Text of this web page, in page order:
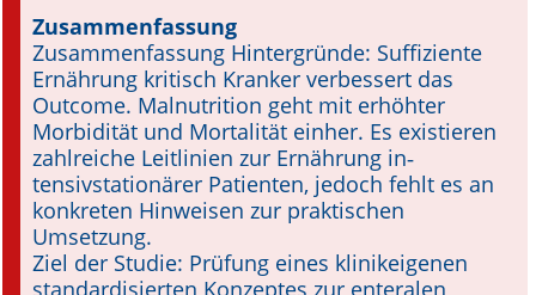
Supplements OrphanAnesthesia
Online First
A&I English
Mediadaten
Autoren-Service
Bestell-Service
Zusammenfassung
Zusammenfassung Hintergründe: Suffiziente
Ernährung kri­tisch Kranker verbessert das
Outcome. Malnutrition geht mit erhöhter
Morbidität und Mortalität einher. Es existieren
zahlreiche Leitlinien zur Ernährung in­‑
tensivstationärer Patienten, jedoch fehlt es an
konkreten Hinweisen zur praktischen
Umsetzung.
Ziel der Studie: Prüfung eines klinik­eigenen
standardisierten Konzeptes zur enteralen